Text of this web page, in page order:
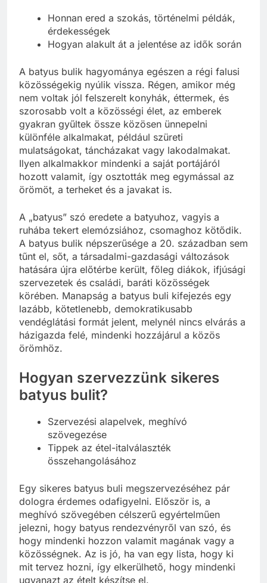
Honnan ered a szokás, történelmi példák,
érdekességek
Hogyan alakult át a jelentése az idők során
A batyus bulik hagyománya egészen a régi falusi
közösségekig nyúlik vissza. Régen, amikor még
nem voltak jól felszerelt konyhák, éttermek, és
szorosabb volt a közösségi élet, az emberek
gyakran gyűltek össze közösen ünnepelni
különféle alkalmakat, például szüreti
mulatságokat, táncházakat vagy lakodalmakat.
Ilyen alkalmakkor mindenki a saját portájáról
hozott valamit, így osztották meg egymással az
örömöt, a terheket és a javakat is.
A „batyus” szó eredete a batyuhoz, vagyis a
ruhába tekert elemózsiához, csomaghoz kötődik.
A batyus bulik népszerűsége a 20. században sem
tűnt el, sőt, a társadalmi-gazdasági változások
hatására újra előtérbe került, főleg diákok, ifjúsági
szervezetek és családi, baráti közösségek
körében. Manapság a batyus buli kifejezés egy
lazább, kötetlenebb, demokratikusabb
vendéglátási formát jelent, melynél nincs elvárás a
házigazda felé, mindenki hozzájárul a közös
örömhöz.
Hogyan szervezzünk sikeres
batyus bulit?
Szervezési alapelvek, meghívó
szövegezése
Tippek az étel-italválaszték
összehangolásához
Egy sikeres batyus buli megszervezéséhez pár
dologra érdemes odafigyelni. Először is, a
meghívó szövegében célszerű egyértelműen
jelezni, hogy batyus rendezvényről van szó, és
hogy mindenki hozzon valamit magának vagy a
közösségnek. Az is jó, ha van egy lista, hogy ki
mit tervez hozni, így elkerülhető, hogy mindenki
ugyanazt az ételt készítse el.